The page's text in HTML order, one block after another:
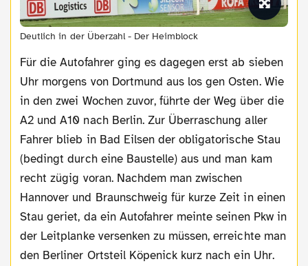
Deutlich in der Überzahl - Der Heimblock
Für die Autofahrer ging es dagegen erst ab sieben
Uhr morgens von Dortmund aus los gen Osten. Wie
in den zwei Wochen zuvor, führte der Weg über die
A2 und A10 nach Berlin. Zur Überraschung aller
Fahrer blieb in Bad Eilsen der obligatorische Stau
(bedingt durch eine Baustelle) aus und man kam
recht zügig voran. Nachdem man zwischen
Hannover und Braunschweig für kurze Zeit in einen
Stau geriet, da ein Autofahrer meinte seinen Pkw in
der Leitplanke versenken zu müssen, erreichte man
den Berliner Ortsteil Köpenick kurz nach ein Uhr.